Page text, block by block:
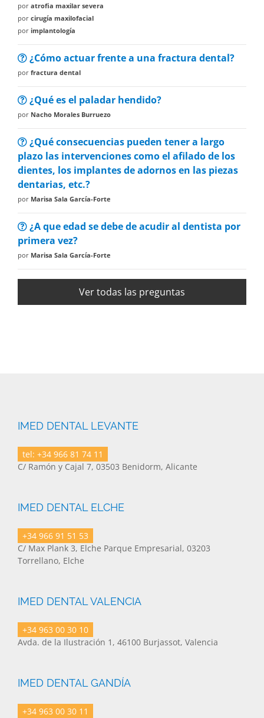
por atrofia maxilar severa
por cirugía maxilofacial
por implantología
¿Cómo actuar frente a una fractura dental?
por fractura dental
¿Qué es el paladar hendido?
por Nacho Morales Burruezo
¿Qué consecuencias pueden tener a largo
plazo las intervenciones como el afilado de los
dientes, los implantes de adornos en las piezas
dentarias, etc.?
por Marisa Sala García-Forte
¿A que edad se debe de acudir al dentista por
primera vez?
por Marisa Sala García-Forte
Ver todas las preguntas
IMED DENTAL LEVANTE
tel: +34 966 81 74 11
C/ Ramón y Cajal 7, 03503 Benidorm, Alicante
IMED DENTAL ELCHE
+34 966 91 51 53
C/ Max Plank 3, Elche Parque Empresarial, 03203
Torrellano, Elche
IMED DENTAL VALENCIA
+34 963 00 30 10
Avda. de la Ilustración 1, 46100 Burjassot, Valencia
IMED DENTAL GANDÍA
+34 963 00 30 11